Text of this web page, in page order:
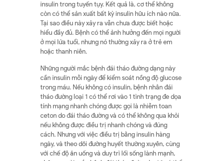
insulin trong tuyến tụy. Kết quả là, cơ thể không
còn có thể sản xuất bất kỳ insulin hữu ích nào nữa.
Tại sao điều này xảy ra vẫn chưa được biết hoặc
hiểu đầy đủ. Bệnh có thể ảnh hưởng đến mọi người
ở mọi lứa tuổi, nhưng nó thường xảy ra ở trẻ em
hoặc thanh niên.
Những người mắc bệnh đái tháo đường dạng này
cần insulin mỗi ngày để kiểm soát nồng độ glucose
trong máu. Nếu không có insulin, bệnh nhân đái
tháo đường loại 1 có thể rơi vào 1 tình trạng đe dọa
tính mạng nhanh chóng được gọi là nhiễm toan
ceton do đái tháo đường và có thể không qua khỏi
nếu không được điều trị nhanh chóng và đúng
cách. Nhưng với việc điều trị bằng insulin hàng
ngày, và theo dõi đường huyết thường xuyên, cùng
với chế độ ăn uống và duy trì lối sống lành mạnh,